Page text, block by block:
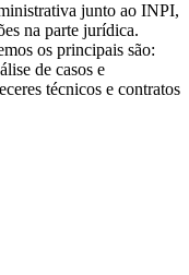
junto ao INPI,
na parte jurídica.
os principais são:
de casos e
técnicos e contratos